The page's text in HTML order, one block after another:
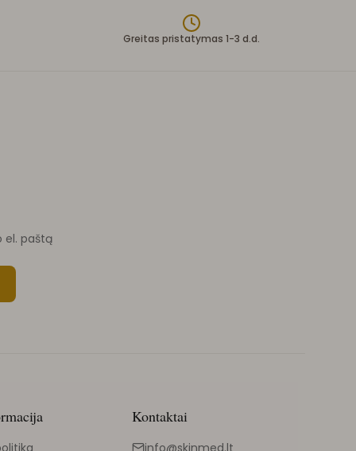
Greitas pristatymas 1-3 d.d.
el. paštą
Kontaktai
info@skinmed.lt